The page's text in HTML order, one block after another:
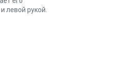
левой рукой.